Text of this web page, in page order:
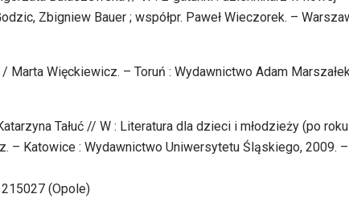
Zbigniew Bauer ; współpr. Paweł Wieczorek. –
Więckiewicz. – Toruń : Wydawnictwo Adam
Tałuć // W : Literatura dla dzieci i młodzieży (po roku
– Katowice : Wydawnictwo Uniwersytetu Śląskiego, 2009. –
(Opole)